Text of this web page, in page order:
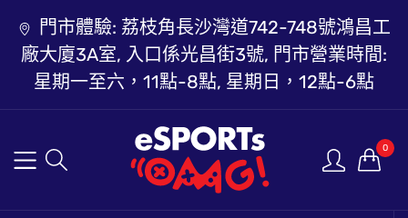
門市體驗: 荔枝角長沙灣道742-748號鴻昌工
廠大廈3A室, 入口係光昌街3號, 門市營業時間:
星期一至六，11點-8點, 星期日，12點-6點
0